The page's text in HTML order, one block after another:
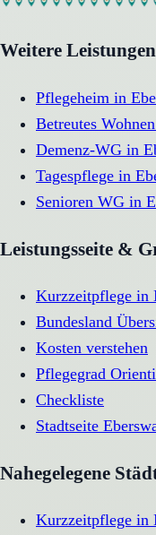
Weitere
Pflegeheim in
Betreutes Wohnen
Demenz-WG in
Tagespflege in
Senioren WG in
Leistungsseite &
Kurzzeitpflege in
Bundesland
Kosten verstehen
Pflegegrad
Checkliste
Stadtseite
Nahegelegene
Kurzzeitpflege in